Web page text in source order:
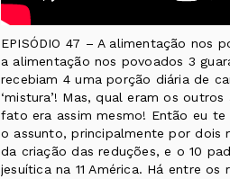
EPISÓDIO 47 – A alimentação nos
a alimentação nos povoados 3
recebiam 4 uma porção diária de
‘mistura’! Mas, qual eram os
fato era assim mesmo! Então eu
o assunto, principalmente por dois
da criação das reduções, e o 10
jesuítica na 11 América. Há entre